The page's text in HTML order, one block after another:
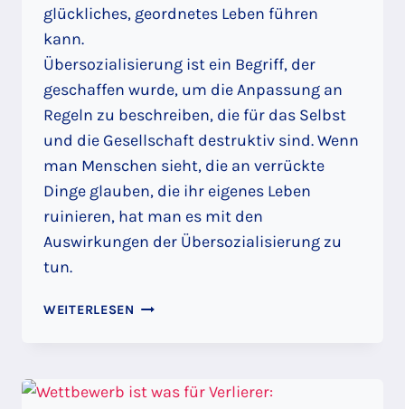
glückliches, geordnetes Leben führen
kann.
Übersozialisierung ist ein Begriff, der
geschaffen wurde, um die Anpassung an
Regeln zu beschreiben, die für das Selbst
und die Gesellschaft destruktiv sind. Wenn
man Menschen sieht, die an verrückte
Dinge glauben, die ihr eigenes Leben
ruinieren, hat man es mit den
Auswirkungen der Übersozialisierung zu
tun.
WEITERLESEN ÜBERSOZIALISIERUNG
VIELE